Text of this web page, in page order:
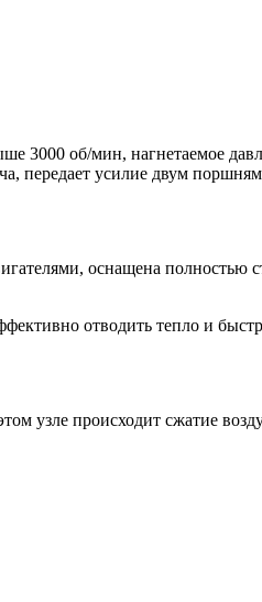
3000 об/мин, нагнетаемое
усилие двум
оснащена
отводить тепло и
узле происходит сжатие